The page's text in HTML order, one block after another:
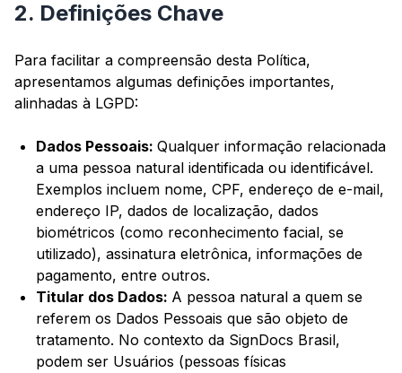
2. Definições Chave
Para facilitar a compreensão desta Política,
apresentamos algumas definições importantes,
alinhadas à LGPD:
Dados Pessoais: Qualquer informação relacionada
a uma pessoa natural identificada ou identificável.
Exemplos incluem nome, CPF, endereço de e-mail,
endereço IP, dados de localização, dados
biométricos (como reconhecimento facial, se
utilizado), assinatura eletrônica, informações de
pagamento, entre outros.
Titular dos Dados: A pessoa natural a quem se
referem os Dados Pessoais que são objeto de
tratamento. No contexto da SignDocs Brasil,
podem ser Usuários (pessoas físicas